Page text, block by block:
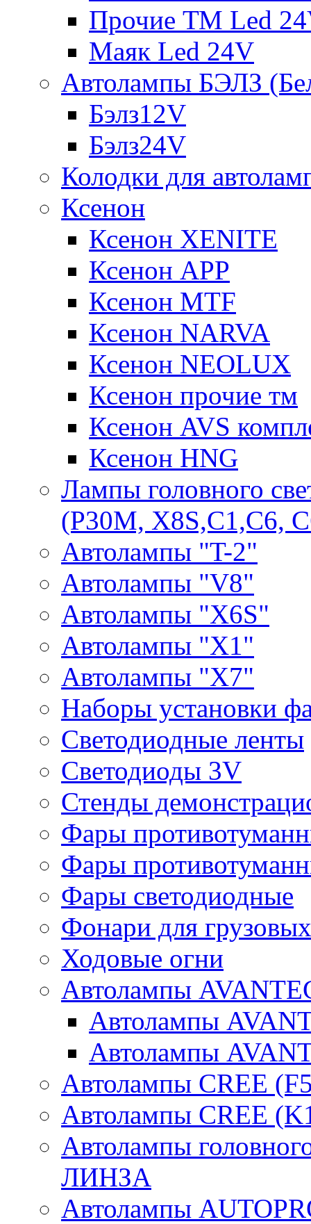
Прочие ТМ Led
Маяк Led 24V
Автолампы БЭЛЗ
Бэлз12V
Бэлз24V
Колодки для
Ксенон
Ксенон XENITE
Ксенон APP
Ксенон MTF
Ксенон NARVA
Ксенон NEOLUX
Ксенон прочие тм
Ксенон AVS
Ксенон HNG
Лампы головного
(P30M, X8S,С1,С6,
Автолампы "T-2"
Автолампы "V8"
Автолампы "X6S"
Автолампы "Х1"
Автолампы "Х7"
Наборы установки
Светодиодные ленты
Светодиоды 3V
Стенды
Фары
Фары
Фары светодиодные
Фонари для
Ходовые огни
Автолампы
Автолампы
Автолампы
Автолампы CREE
Автолампы CREE
Автолампы
ЛИНЗА
Автолампы